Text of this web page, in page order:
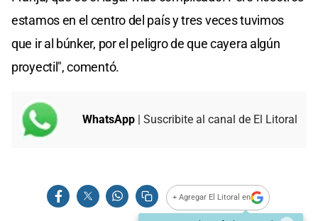
estamos en el centro del país y tres veces tuvimos
que ir al búnker, por el peligro de que cayera algún
proyectil", comentó.
WhatsApp | Suscribite al canal de El Litoral
+ Agregar El Litoral en